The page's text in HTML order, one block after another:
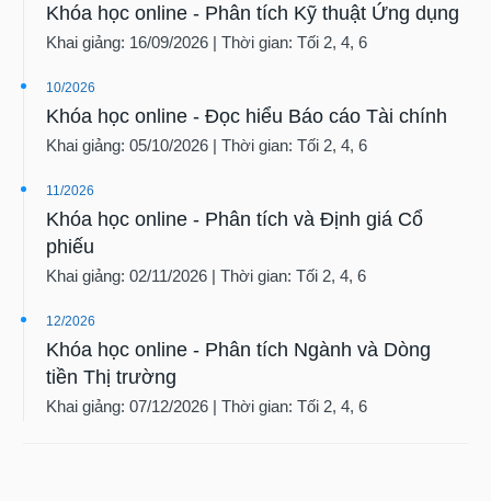
Khóa học online - Phân tích Kỹ thuật Ứng dụng
Khai giảng: 16/09/2026 | Thời gian: Tối 2, 4, 6
10/2026
Khóa học online - Đọc hiểu Báo cáo Tài chính
Khai giảng: 05/10/2026 | Thời gian: Tối 2, 4, 6
11/2026
Khóa học online - Phân tích và Định giá Cổ
phiếu
Khai giảng: 02/11/2026 | Thời gian: Tối 2, 4, 6
12/2026
Khóa học online - Phân tích Ngành và Dòng
tiền Thị trường
Khai giảng: 07/12/2026 | Thời gian: Tối 2, 4, 6